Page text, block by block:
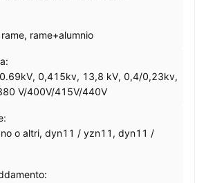
rame+alumnio
0,415kv, 13,8 kV, 0,4/0,23kv,
V/400V/415V/440V
o altri, dyn11 / yzn11, dyn11 /